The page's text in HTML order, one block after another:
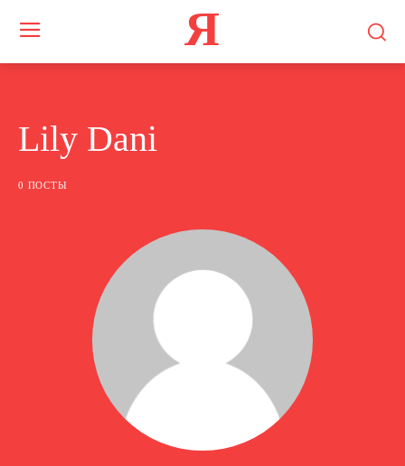
Я
Lily Dani
0 ПОСТЫ